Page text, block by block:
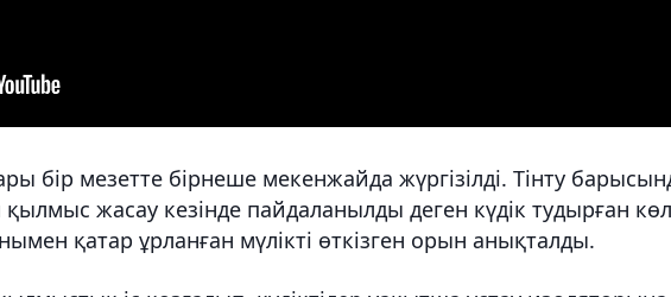
бір мезетте бірнеше мекенжайда жүргізілді. Тінту
жасау кезінде пайдаланылды деген күдік тудырған
қатар ұрланған мүлікті өткізген орын анықталды.